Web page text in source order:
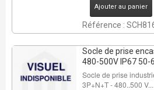
Ajouter au panier
Référence :
Socle de prise
480-500V IP67 50-
Socle de prise
3P+N+T - 480..500 V...